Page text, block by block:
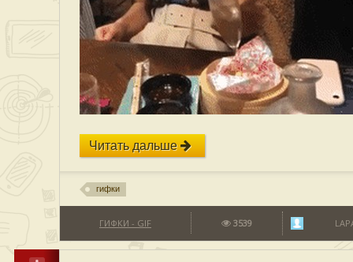
Читать дальше
гифки
ГИФКИ - GIF 3539